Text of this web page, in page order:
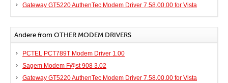
Gateway GT5220 AuthenTec Modem Driver 7.58.00.00 for Vista
Andere from OTHER MODEM DRIVERS
PCTEL PCT789T Modem Driver 1.00
Sagem Modem F@st 908 3.02
Gateway GT5220 AuthenTec Modem Driver 7.58.00.00 for Vista